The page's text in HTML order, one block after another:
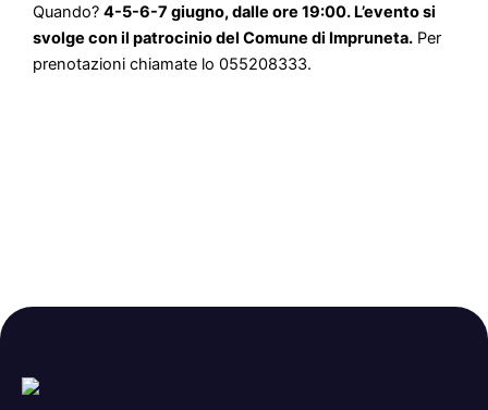
Quando? 4-5-6-7 giugno, dalle ore 19:00. L’evento si
svolge con il patrocinio del Comune di Impruneta. Per
prenotazioni chiamate lo 055208333.